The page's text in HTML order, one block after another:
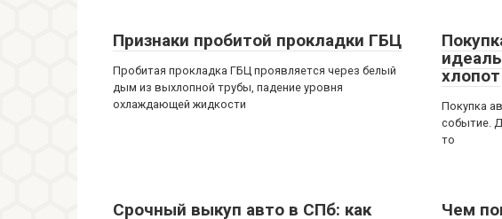
Признаки пробитой прокладки ГБЦ
Пробитая прокладка ГБЦ проявляется через белый
дым из выхлопной трубы, падение уровня
охлаждающей жидкости
хлопот
Покупка
событие.
то
Срочный выкуп авто в СПб: как
Чем